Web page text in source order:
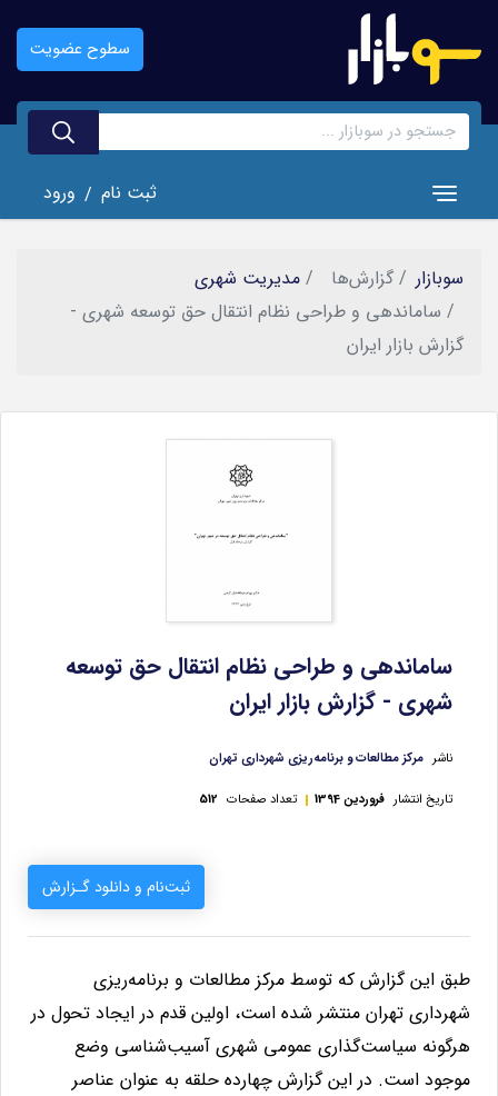
اصلی
سطوح عضویت
Toggle navigation ثبت نام / ورود
سوبازار گزارش‌ها
مدیریت شهری
ساماندهی و طراحی نظام انتقال حق توسعه شهری -
گزارش بازار ایران
ساماندهی و طراحی نظام انتقال حق توسعه
شهری - گزارش بازار ایران
ناشر مرکز مطالعات و برنامه‌ریزی شهرداری تهران
تاریخ انتشار فروردین 1394 تعداد صفحات 512
ثبت‌نام و دانلود گـزارش
طبق این گزارش که توسط مرکز مطالعات و برنامه­‌ریزی
شهرداری تهران منتشر شده است، اولین قدم در ایجاد تحول در
هرگونه سیاست‌گذاری عمومی شهری آسیب‌شناسی وضع
موجود است. در این گزارش چهارده حلقه به عنوان عناصر